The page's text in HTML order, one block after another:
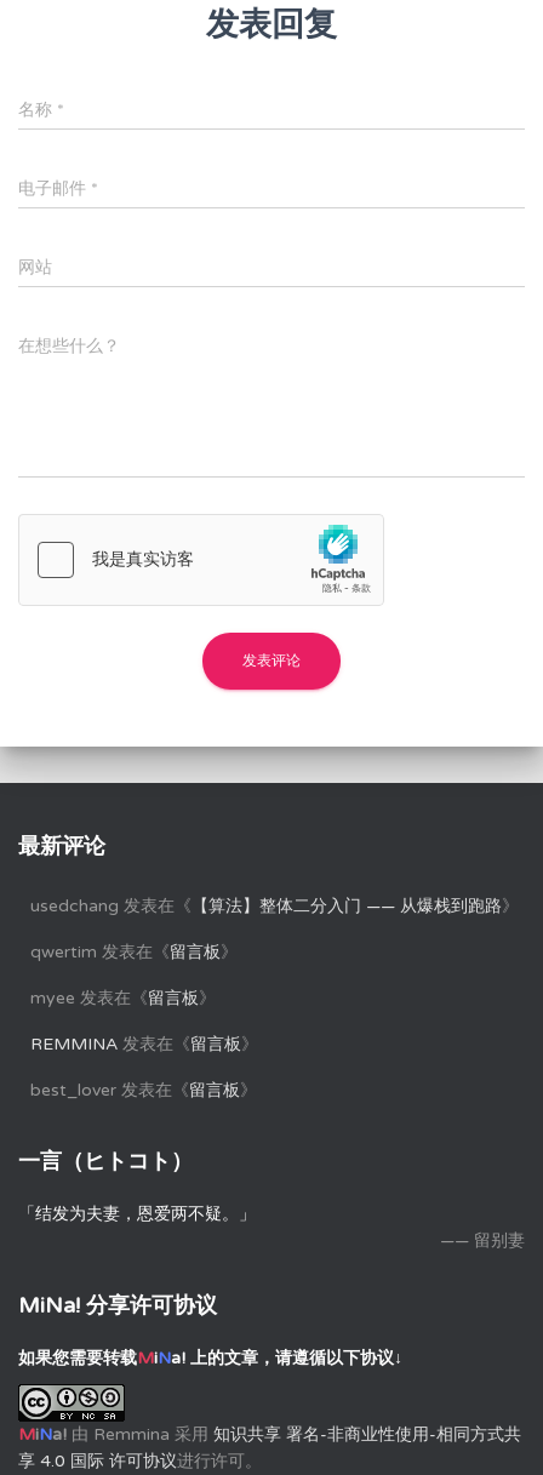
发表回复
名称 *
电子邮件 *
网站
在想些什么？
最新评论
usedchang 发表在《 【算法】整体二分入门 —— 从爆栈到跑路》
qwertim 发表在《留言板》
myee 发表在《留言板》
REMMINA 发表在《留言板》
best_lover 发表在《留言板》
一言（ヒトコト）
「结发为夫妻，恩爱两不疑。」
—— 留别妻
MiNa! 分享许可协议
如果您需要转载MiNa! 上的文章，请遵循以下协议↓
MiNa! 由 Remmina 采用 知识共享 署名-非商业性使用-相同方式共
享 4.0 国际 许可协议进行许可。